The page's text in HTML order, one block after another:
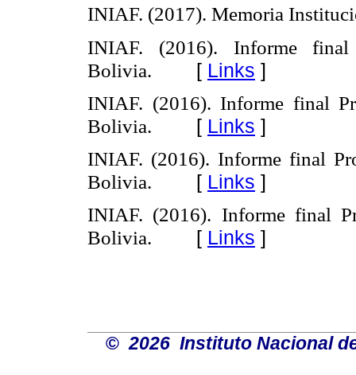
INIAF. (2017). Memoria
INIAF. (2016). Informe
Bolivia. [ Links ]
INIAF. (2016). Informe final
Bolivia. [ Links ]
INIAF. (2016). Informe final
Bolivia. [ Links ]
INIAF. (2016). Informe final
Bolivia. [ Links ]
©2026 Instituto Nacional